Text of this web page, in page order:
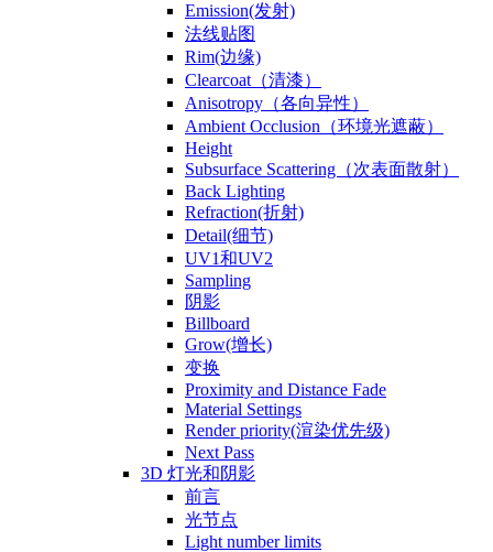
Emission(发射)
法线贴图
Rim(边缘)
Clearcoat（清漆）
Anisotropy（各向异性）
Ambient Occlusion（环境光遮蔽）
Height
Subsurface Scattering（次表面散射）
Back Lighting
Refraction(折射)
Detail(细节)
UV1和UV2
Sampling
阴影
Billboard
Grow(增长)
变换
Proximity and Distance Fade
Material Settings
Render priority(渲染优先级)
Next Pass
3D 灯光和阴影
前言
光节点
Light number limits